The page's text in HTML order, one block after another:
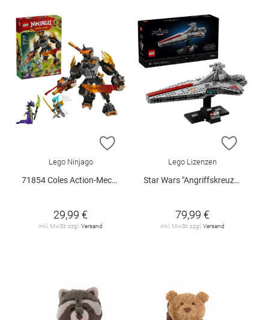
ZUR WUNSCHLISTE HINZUFÜGEN
Lego Ninjago
71854 Coles Action-Mech und Drache.. V29
29,99 €
inkl. MwSt. zzgl. Versand
ZUR
Lego Lizenzen
Star Wars "Angriffskreuzer der Venator-Klasse", 75441
79,99 €
inkl. MwSt. zzgl. Versand